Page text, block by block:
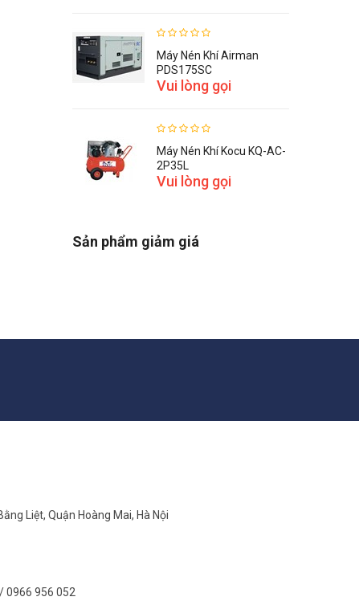
Máy Nén Khí Airman
PDS175SC
Vui lòng gọi
Máy Nén Khí Kocu KQ-AC-
2P35L
Vui lòng gọi
Sản phẩm giảm giá
Liệt, Quận Hoàng Mai, Hà Nội
0966 956 052